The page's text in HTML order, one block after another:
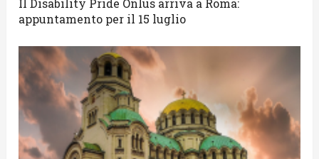
Il Disability Pride Onlus arriva a Roma:
appuntamento per il 15 luglio